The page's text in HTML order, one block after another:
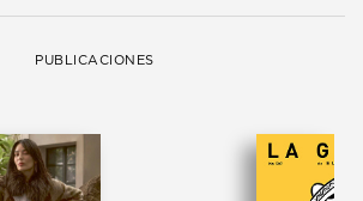
PUBLICACIONES